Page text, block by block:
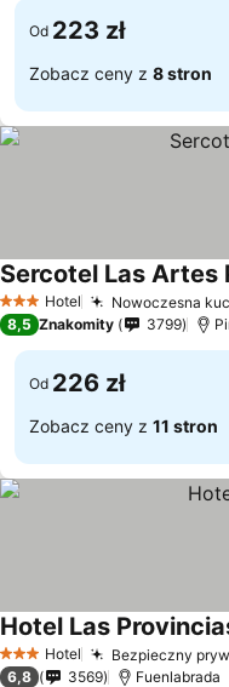
Od 223 zł
Zobacz ceny z 8 stron
3 Kategoria
Hotel Nowoczesna
Sercotel Las Artes
8,5 Znakomity 3799
Od 226 zł
Zobacz ceny z 11 stron
3 Kategoria
Hotel Bezpieczny
Hotel Las
6,8 3569 Fuenlabrada